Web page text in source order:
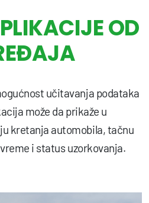
OD
učitavanja podataka
može da prikaže u
kretanja automobila, tačnu
i status uzorkovanja.